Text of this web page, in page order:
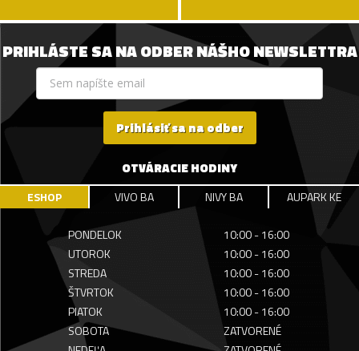
PRIHLÁSTE SA NA ODBER NÁŠHO NEWSLETTRA
Prihlásiť sa na odber
OTVÁRACIE HODINY
ESHOP VIVO BA NIVY BA AUPARK KE
PONDELOK
10:00 - 16:00
UTOROK
10:00 - 16:00
STREDA
10:00 - 16:00
ŠTVRTOK
10:00 - 16:00
PIATOK
10:00 - 16:00
SOBOTA
ZATVORENÉ